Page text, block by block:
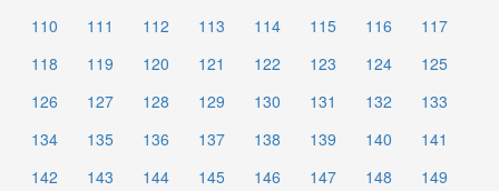
110
111 112 113 114 115 116
117
118
119 120 121 122 123 124
125
126
127 128 129 130 131 132
133
134
135 136 137 138 139 140
141
142
143 144 145 146 147 148
149